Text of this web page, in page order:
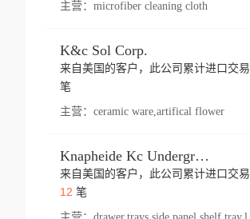
主营： microfiber cleaning cloth
K&c Sol Corp.
来自美国的客户，此公司累计进口交易
笔
主营： ceramic ware,artifical flower
Knapheide Kc Underground
来自美国的客户，此公司累计进口交易
12 笔